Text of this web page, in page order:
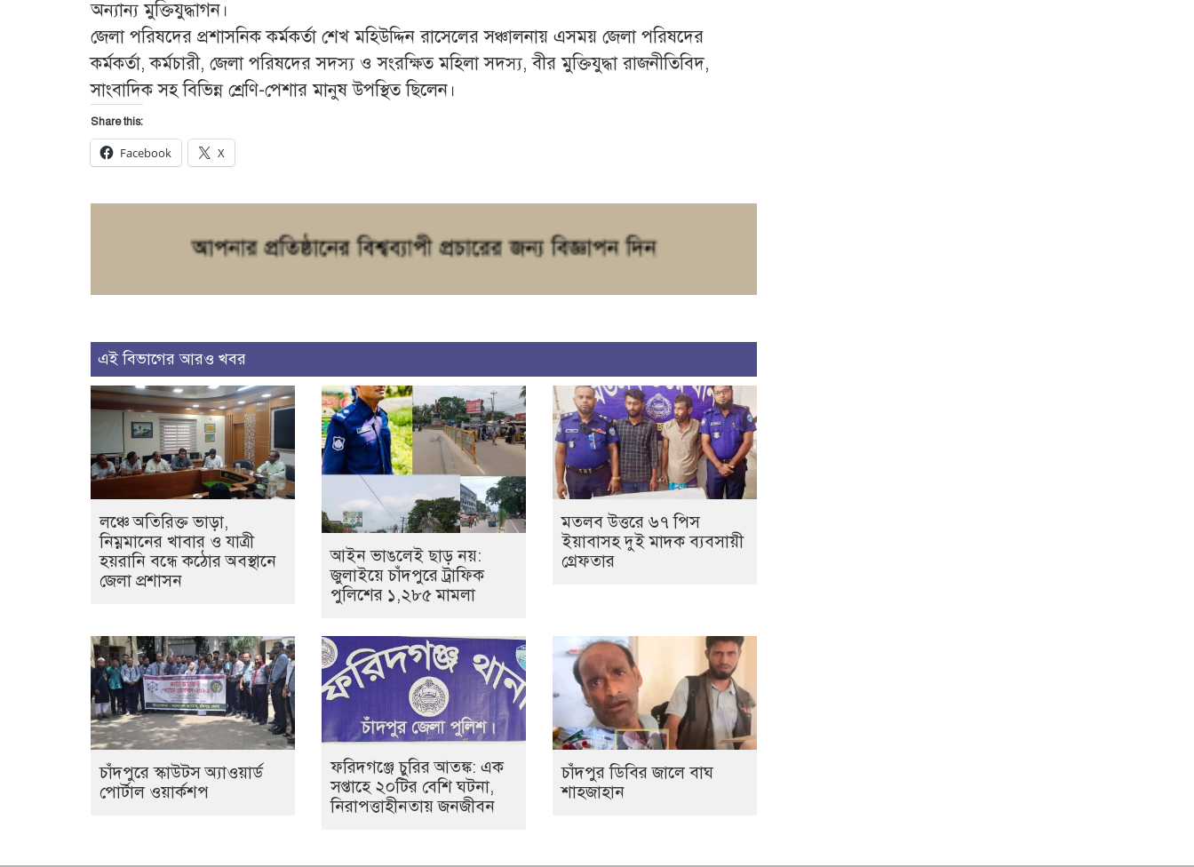
অন্যান্য মুক্তিযুদ্ধাগন।
জেলা পরিষদের প্রশাসনিক কর্মকর্তা শেখ মহিউদ্দিন রাসেলের সঞ্চালনায় এসময় জেলা পরিষদের
কর্মকর্তা, কর্মচারী, জেলা পরিষদের সদস্য ও সংরক্ষিত মহিলা সদস্য, বীর মুক্তিযুদ্ধা রাজনীতিবিদ,
সাংবাদিক সহ বিভিন্ন শ্রেণি-পেশার মানুষ উপস্থিত ছিলেন।
Share this:
Facebook X
এই বিভাগের আরও খবর
লঞ্চে অতিরিক্ত ভাড়া,
নিম্নমানের খাবার ও যাত্রী
হয়রানি বন্ধে কঠোর অবস্থানে
জেলা প্রশাসন
আইন ভাঙলেই ছাড় নয়:
জুলাইয়ে চাঁদপুরে ট্রাফিক
পুলিশের ১,২৮৫ মামলা
মতলব উত্তরে ৬৭ পিস
ইয়াবাসহ দুই মাদক ব্যবসায়ী
গ্রেফতার
চাঁদপুরে স্কাউটস অ্যাওয়ার্ড
পোর্টাল ওয়ার্কশপ
ফরিদগঞ্জে চুরির আতঙ্ক: এক
সপ্তাহে ২০টির বেশি ঘটনা,
নিরাপত্তাহীনতায় জনজীবন
চাঁদপুর ডিবির জালে বাঘ
শাহজাহান